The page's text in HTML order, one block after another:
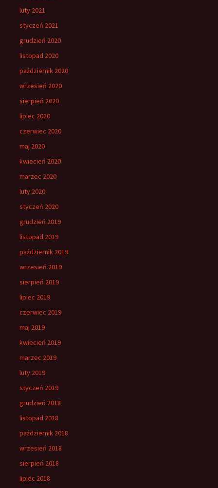
luty 2021
styczeń 2021
grudzień 2020
listopad 2020
październik 2020
wrzesień 2020
sierpień 2020
lipiec 2020
czerwiec 2020
maj 2020
kwiecień 2020
marzec 2020
luty 2020
styczeń 2020
grudzień 2019
listopad 2019
październik 2019
wrzesień 2019
sierpień 2019
lipiec 2019
czerwiec 2019
maj 2019
kwiecień 2019
marzec 2019
luty 2019
styczeń 2019
grudzień 2018
listopad 2018
październik 2018
wrzesień 2018
sierpień 2018
lipiec 2018